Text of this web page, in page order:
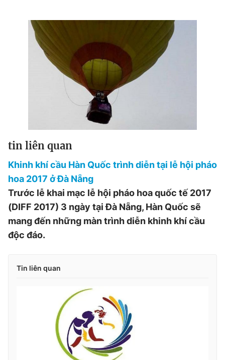
tin liên quan
Khinh khí cầu Hàn Quốc trình diễn tại lễ hội pháo
hoa 2017 ở Đà Nẵng
Trước lễ khai mạc lễ hội pháo hoa quốc tế 2017
(DIFF 2017) 3 ngày tại Đà Nẵng, Hàn Quốc sẽ
mang đến những màn trình diễn khinh khí cầu
độc đáo.
Tin liên quan